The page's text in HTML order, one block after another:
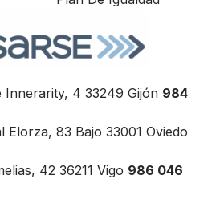
Innerarity, 4 33249 Gijón 984
Elorza, 83 Bajo 33001 Oviedo
42 36211 Vigo 986 046